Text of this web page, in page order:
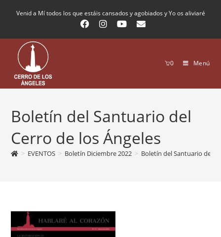
Venid a Mí todos los que estáis cansados y agobiados y Yo os aliviaré
0 Menú
Boletín del Santuario del
Cerro de los Ángeles
> EVENTOS > Boletín Diciembre 2022 > Boletín del Santuario del